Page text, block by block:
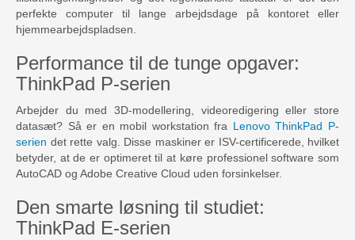
perfekte computer til lange arbejdsdage på kontoret eller
hjemmearbejdspladsen.
Performance til de tunge opgaver:
ThinkPad P-serien
Arbejder du med 3D-modellering, videoredigering eller store
datasæt? Så er en mobil workstation fra Lenovo ThinkPad P-
serien det rette valg. Disse maskiner er ISV-certificerede, hvilket
betyder, at de er optimeret til at køre professionel software som
AutoCAD og Adobe Creative Cloud uden forsinkelser.
Den smarte løsning til studiet:
ThinkPad E-serien